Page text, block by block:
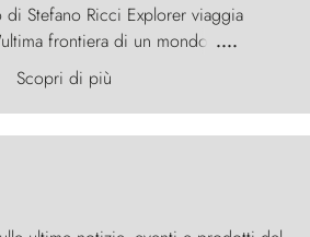
di Stefano Ricci Explorer viaggia
frontiera di un mondo
il vento scolpisce la natura con
e le Torres del Paine sfidano il
sentinelle di pietra.
....
Scopri di più